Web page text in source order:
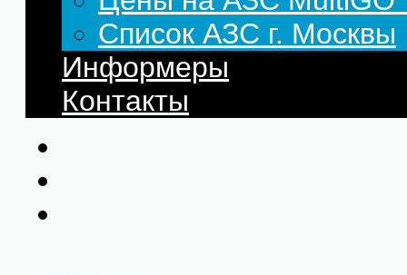
Список АЗС г. Москвы
Информеры
Контакты